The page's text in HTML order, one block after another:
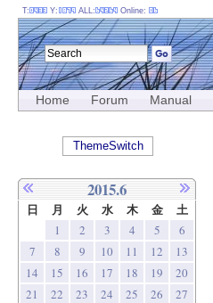
Home Forum Manual
T: Y: ALL: Online:
ThemeSwitch
2015.6
日 月 火 水 木 金 土
1 2 3 4 5
6
7
8 9 10 11 12
13
14
15 16 17 18 19
20
21
22 23 24 25 26
27